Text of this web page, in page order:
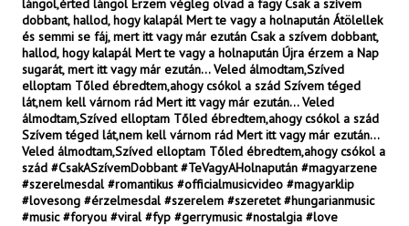
lángol,érted lángol Érzem végleg olvad a fagy Csak a szívem
dobbant, hallod, hogy kalapál Mert te vagy a holnapután Átölellek
és semmi se fáj, mert itt vagy már ezután Csak a szívem dobbant,
hallod, hogy kalapál Mert te vagy a holnapután Újra érzem a Nap
sugarát, mert itt vagy már ezután... Veled álmodtam,Szíved
elloptam Tőled ébredtem,ahogy csókol a szád Szívem téged
lát,nem kell várnom rád Mert itt vagy már ezután... Veled
álmodtam,Szíved elloptam Tőled ébredtem,ahogy csókol a szád
Szívem téged lát,nem kell várnom rád Mert itt vagy már ezután...
Veled álmodtam,Szíved elloptam Tőled ébredtem,ahogy csókol a
szád #CsakASzívemDobbant #TeVagyAHolnapután #magyarzene
#szerelmesdal #romantikus #officialmusicvideo #magyarklip
#lovesong #érzelmesdal #szerelem #szeretet #hungarianmusic
#music #foryou #viral #fyp #gerrymusic #nostalgia #love